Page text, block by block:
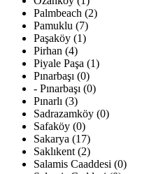
Palmbeach (2)
Pamuklu (7)
Paşaköy (1)
Pirhan (4)
Piyale Paşa (1)
Pınarbaşı (0)
- Pınarbaşı (0)
Pınarlı (3)
Sadrazamköy (0)
Safaköy (0)
Sakarya (17)
Saklıkent (2)
Salamis Caaddesi (0)